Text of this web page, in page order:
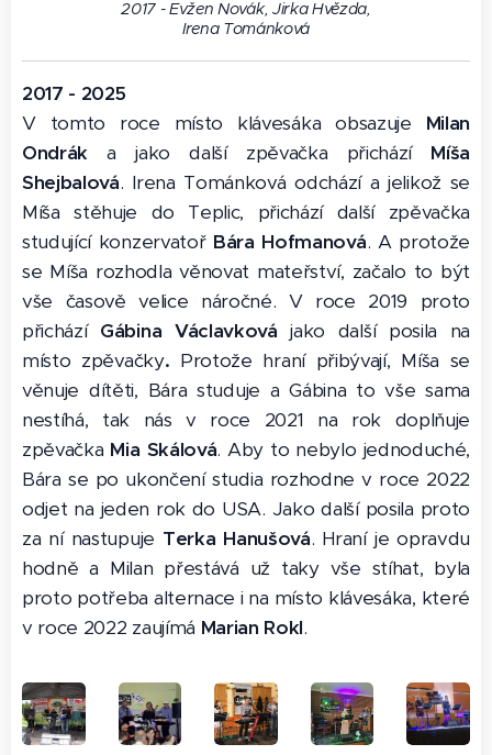
2017 - Evžen Novák, Jirka Hvězda,
Irena Tománková
2017 - 2025
V tomto roce místo klávesáka obsazuje Milan
Ondrák a jako další zpěvačka přichází Míša
Shejbalová. Irena Tománková odchází a jelikož se
Míša stěhuje do Teplic, přichází další zpěvačka
studující konzervatoř Bára Hofmanová. A protože
se Míša rozhodla věnovat mateřství, začalo to být
vše časově velice náročné. V roce 2019 proto
přichází Gábina Václavková jako další posila na
místo zpěvačky. Protože hraní přibývají, Míša se
věnuje dítěti, Bára studuje a Gábina to vše sama
nestíhá, tak nás v roce 2021 na rok doplňuje
zpěvačka Mia Skálová. Aby to nebylo jednoduché,
Bára se po ukončení studia rozhodne v roce 2022
odjet na jeden rok do USA. Jako další posila proto
za ní nastupuje Terka Hanušová. Hraní je opravdu
hodně a Milan přestává už taky vše stíhat, byla
proto potřeba alternace i na místo klávesáka, které
v roce 2022 zaujímá Marian Rokl.